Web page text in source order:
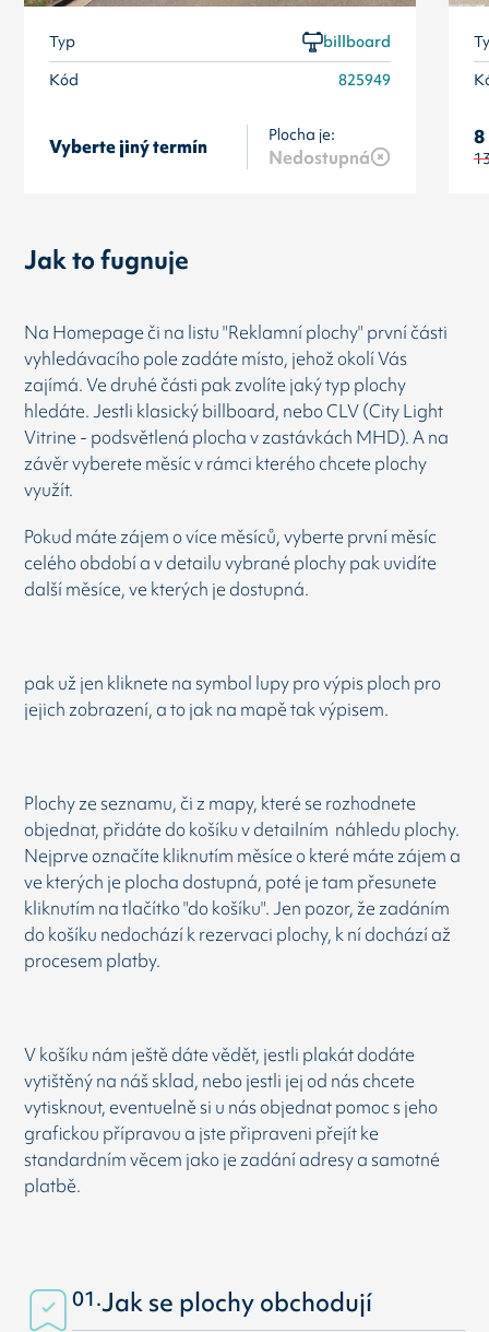
Typ
billboard
Kód
825949
Vyberte jiný termín
Plocha je:
Nedostupná
8
Jak to fugnuje
Na Homepage či na listu "Reklamní plochy" první části
vyhledávacího pole zadáte místo, jehož okolí Vás
zajímá. Ve druhé části pak zvolíte jaký typ plochy
hledáte. Jestli klasický billboard, nebo CLV (City Light
Vitrine - podsvětlená plocha v zastávkách MHD). A na
závěr vyberete měsíc v rámci kterého chcete plochy
využít.
Pokud máte zájem o více měsíců, vyberte první měsíc
celého období a v detailu vybrané plochy pak uvidíte
další měsíce, ve kterých je dostupná.
pak už jen kliknete na symbol lupy pro výpis ploch pro
jejich zobrazení, a to jak na mapě tak výpisem.
Plochy ze seznamu, či z mapy, které se rozhodnete
objednat, přidáte do košíku v detailním náhledu plochy.
Nejprve označíte kliknutím měsíce o které máte zájem a
ve kterých je plocha dostupná, poté je tam přesunete
kliknutím na tlačítko "do košíku". Jen pozor, že zadáním
do košíku nedochází k rezervaci plochy, k ní dochází až
procesem platby.
V košíku nám ještě dáte vědět, jestli plakát dodáte
vytištěný na náš sklad, nebo jestli jej od nás chcete
vytisknout, eventuelně si u nás objednat pomoc s jeho
grafickou přípravou a jste připraveni přejít ke
standardním věcem jako je zadání adresy a samotné
platbě.
01.Jak se plochy obchodují